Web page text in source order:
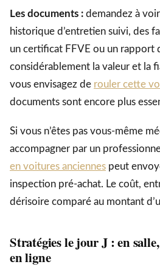
Les documents : demandez à
historique d’entretien suivi, des
un certificat FFVE ou un rapport
considérablement la valeur et la
vous envisagez de rouler cette
documents sont encore plus
Si vous n’êtes pas vous-même
accompagner par un
en voitures anciennes peut
inspection pré-achat. Le coût,
dérisoire comparé au montant
Stratégies le jour J : en
en ligne